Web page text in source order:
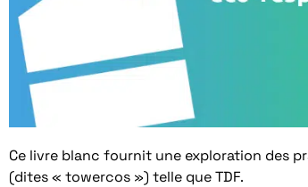
Ce livre blanc fournit une exploration des
(dites « towercos ») telle que TDF.